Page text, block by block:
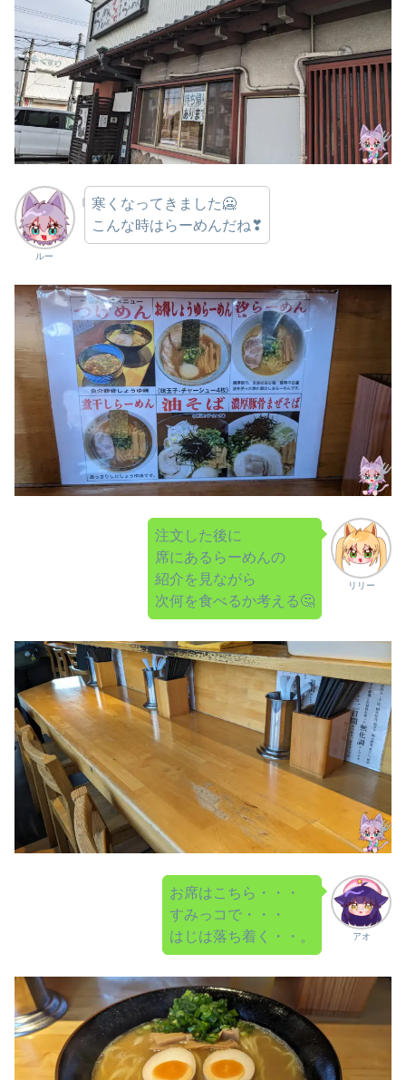
ルー
寒くなってきました🥶
こんな時はらーめんだね❣
リリー
注文した後に
席にあるらーめんの
紹介を見ながら
次何を食べるか考える🤔
アオ
お席はこちら・・・
すみっコで・・・
はじは落ち着く・・。